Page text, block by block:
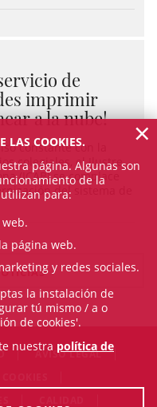
de
imprimir
a la nube!
constante con la
colegiales, el Ilustre
(ICAB) se complace
del sistema de
AVISO LEGAL
LAS COOKIES.
página. Algunas son
de la
para:
página web.
y redes sociales.
la instalación de
tú mismo / a o
de cookies'.
nuestra política de
×